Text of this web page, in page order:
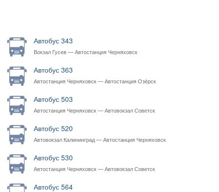
Автобус 343
Вокзал Гусев — Автостанция Черняховск
Автобус 363
Автостанция Черняховск — Автостанция Озёрск
Автобус 503
Автостанция Черняховск — Автовокзал Советск
Автобус 520
Автовокзал Калининград — Автостанция Черняховск
Автобус 530
Автостанция Черняховск — Автовокзал Советск
Автобус 564